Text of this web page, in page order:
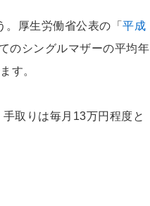
厚生労働省公表の「 平成
のシングルマザーの平均年
す。
取りは毎月13万円程度と